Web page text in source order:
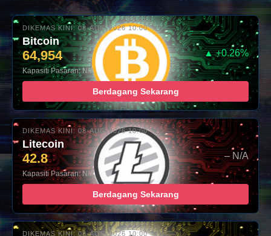
DIKEMAS KINI: 08-AUG-2026 10:00
Bitcoin
64,954 ▲ +0.26%
Kapasiti Pasaran: N/A
Berdagang Sekarang
DIKEMAS KINI: 08-AUG-2026 10:00
Litecoin
42.8 – N/A
Kapasiti Pasaran: N/A
Berdagang Sekarang
DIKEMAS KINI: 08-AUG-2026 10:00